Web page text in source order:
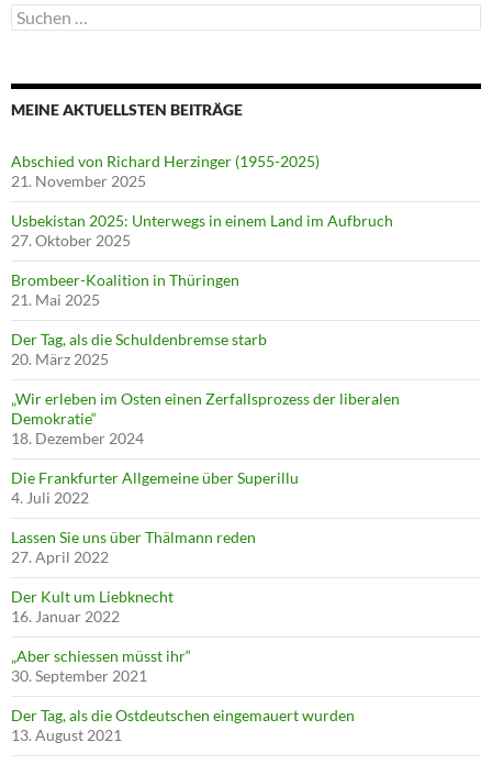
Suche
nach:
MEINE AKTUELLSTEN BEITRÄGE
Abschied von Richard Herzinger (1955-2025)
21. November 2025
Usbekistan 2025: Unterwegs in einem Land im Aufbruch
27. Oktober 2025
Brombeer-Koalition in Thüringen
21. Mai 2025
Der Tag, als die Schuldenbremse starb
20. März 2025
„Wir erleben im Osten einen Zerfallsprozess der liberalen
Demokratie“
18. Dezember 2024
Die Frankfurter Allgemeine über Superillu
4. Juli 2022
Lassen Sie uns über Thälmann reden
27. April 2022
Der Kult um Liebknecht
16. Januar 2022
„Aber schiessen müsst ihr“
30. September 2021
Der Tag, als die Ostdeutschen eingemauert wurden
13. August 2021